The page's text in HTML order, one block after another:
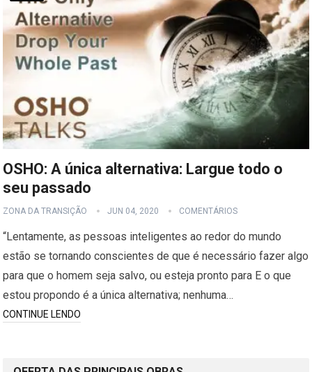
OSHO: A única alternativa: Largue todo o
seu passado
ZONA DA TRANSIÇÃO JUN 04, 2020 COMENTÁRIOS
“Lentamente, as pessoas inteligentes ao redor do mundo
estão se tornando conscientes de que é necessário fazer algo
para que o homem seja salvo, ou esteja pronto para E o que
estou propondo é a única alternativa; nenhuma…
CONTINUE LENDO